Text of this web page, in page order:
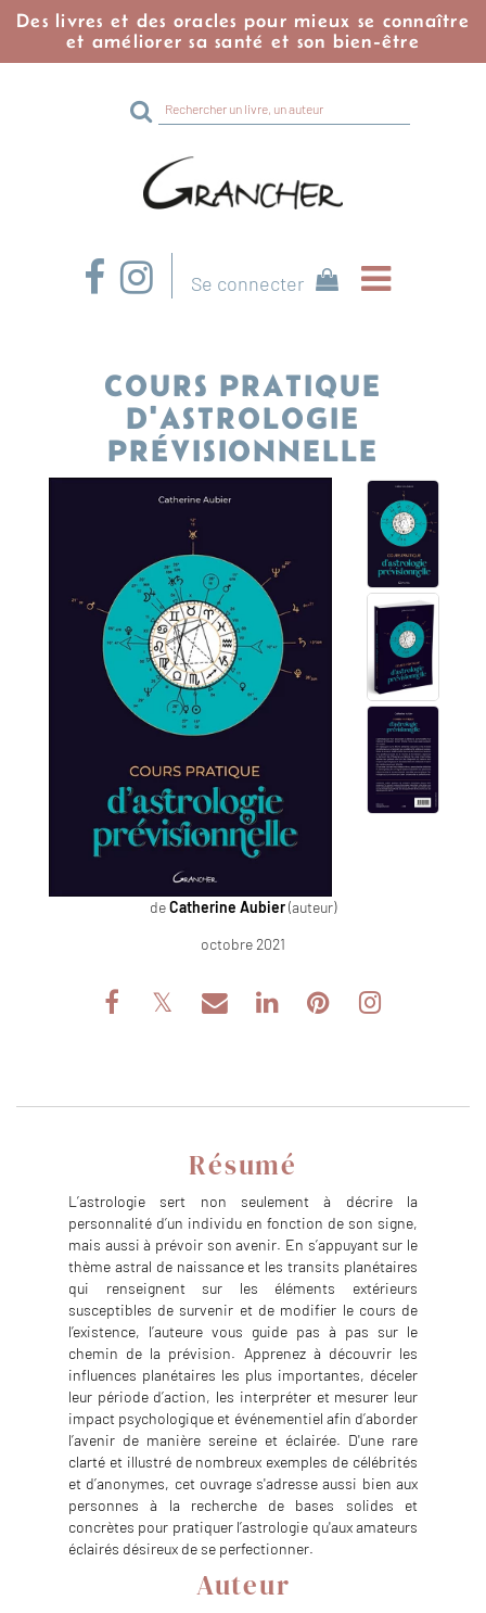
Des livres et des oracles pour mieux se connaître
et améliorer sa santé et son bien-être
Rechercher
sur
Se connecter
COURS PRATIQUE
D'ASTROLOGIE
PRÉVISIONNELLE
deCatherine Aubier(auteur)
octobre 2021
Résumé
L’astrologie sert non seulement à décrire la
personnalité d’un individu en fonction de son signe,
mais aussi à prévoir son avenir. En s’appuyant sur le
thème astral de naissance et les transits planétaires
qui renseignent sur les éléments extérieurs
susceptibles de survenir et de modifier le cours de
l’existence, l’auteure vous guide pas à pas sur le
chemin de la prévision. Apprenez à découvrir les
influences planétaires les plus importantes, déceler
leur période d’action, les interpréter et mesurer leur
impact psychologique et événementiel afin d’aborder
l’avenir de manière sereine et éclairée. D'une rare
clarté et illustré de nombreux exemples de célébrités
et d’anonymes, cet ouvrage s'adresse aussi bien aux
personnes à la recherche de bases solides et
concrètes pour pratiquer l’astrologie qu'aux amateurs
éclairés désireux de se perfectionner.
Auteur